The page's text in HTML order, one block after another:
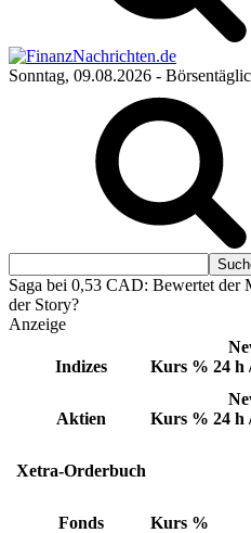
Sonntag, 09.08.2026 -
Saga bei 0,53 CAD: Bewertet der
der Story?
Anzeige
Indizes Kurs % 24 h
Aktien Kurs % 24 h
Xetra-Orderbuch
Fonds Kurs %